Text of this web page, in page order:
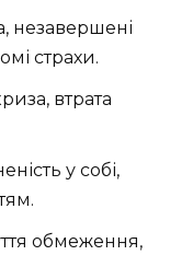
незавершені
страхи.
втрата
у собі,
обмеження,